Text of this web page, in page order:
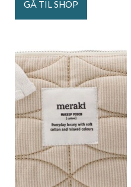
GÅ TIL SHOP